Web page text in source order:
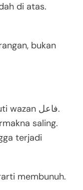
di atas.
bukan
saling.
terjadi